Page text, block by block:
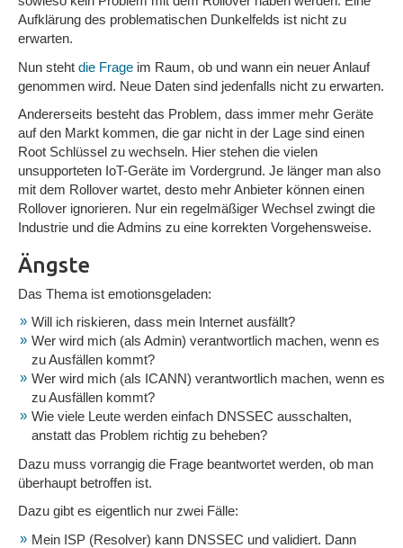
Aufklärung des problematischen Dunkelfelds ist nicht zu
erwarten.
Nun steht die Frage im Raum, ob und wann ein neuer Anlauf
genommen wird. Neue Daten sind jedenfalls nicht zu erwarten.
Andererseits besteht das Problem, dass immer mehr Geräte
auf den Markt kommen, die gar nicht in der Lage sind einen
Root Schlüssel zu wechseln. Hier stehen die vielen
unsupporteten IoT-Geräte im Vordergrund. Je länger man also
mit dem Rollover wartet, desto mehr Anbieter können einen
Rollover ignorieren. Nur ein regelmäßiger Wechsel zwingt die
Industrie und die Admins zu eine korrekten Vorgehensweise.
Ängste
Das Thema ist emotionsgeladen:
Will ich riskieren, dass mein Internet ausfällt?
Wer wird mich (als Admin) verantwortlich machen, wenn es
zu Ausfällen kommt?
Wer wird mich (als ICANN) verantwortlich machen, wenn es
zu Ausfällen kommt?
Wie viele Leute werden einfach DNSSEC ausschalten,
anstatt das Problem richtig zu beheben?
Dazu muss vorrangig die Frage beantwortet werden, ob man
überhaupt betroffen ist.
Dazu gibt es eigentlich nur zwei Fälle:
Mein ISP (Resolver) kann DNSSEC und validiert. Dann